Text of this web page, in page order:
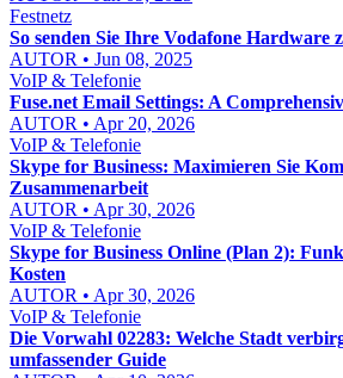
Festnetz
So senden Sie Ihre Vodafone Hardware
AUTOR • Jun 08, 2025
VoIP & Telefonie
Fuse.net Email Settings: A
AUTOR • Apr 20, 2026
VoIP & Telefonie
Skype for Business: Maximieren Sie
Zusammenarbeit
AUTOR • Apr 30, 2026
VoIP & Telefonie
Skype for Business Online (Plan 2):
Kosten
AUTOR • Apr 30, 2026
VoIP & Telefonie
Die Vorwahl 02283: Welche Stadt
umfassender Guide